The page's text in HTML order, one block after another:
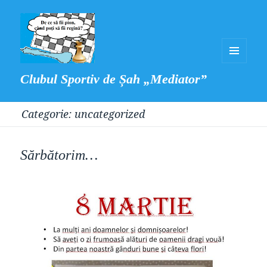
Clubul Sportiv de Șah „Mediator”
Categorie: uncategorized
Sărbătorim…